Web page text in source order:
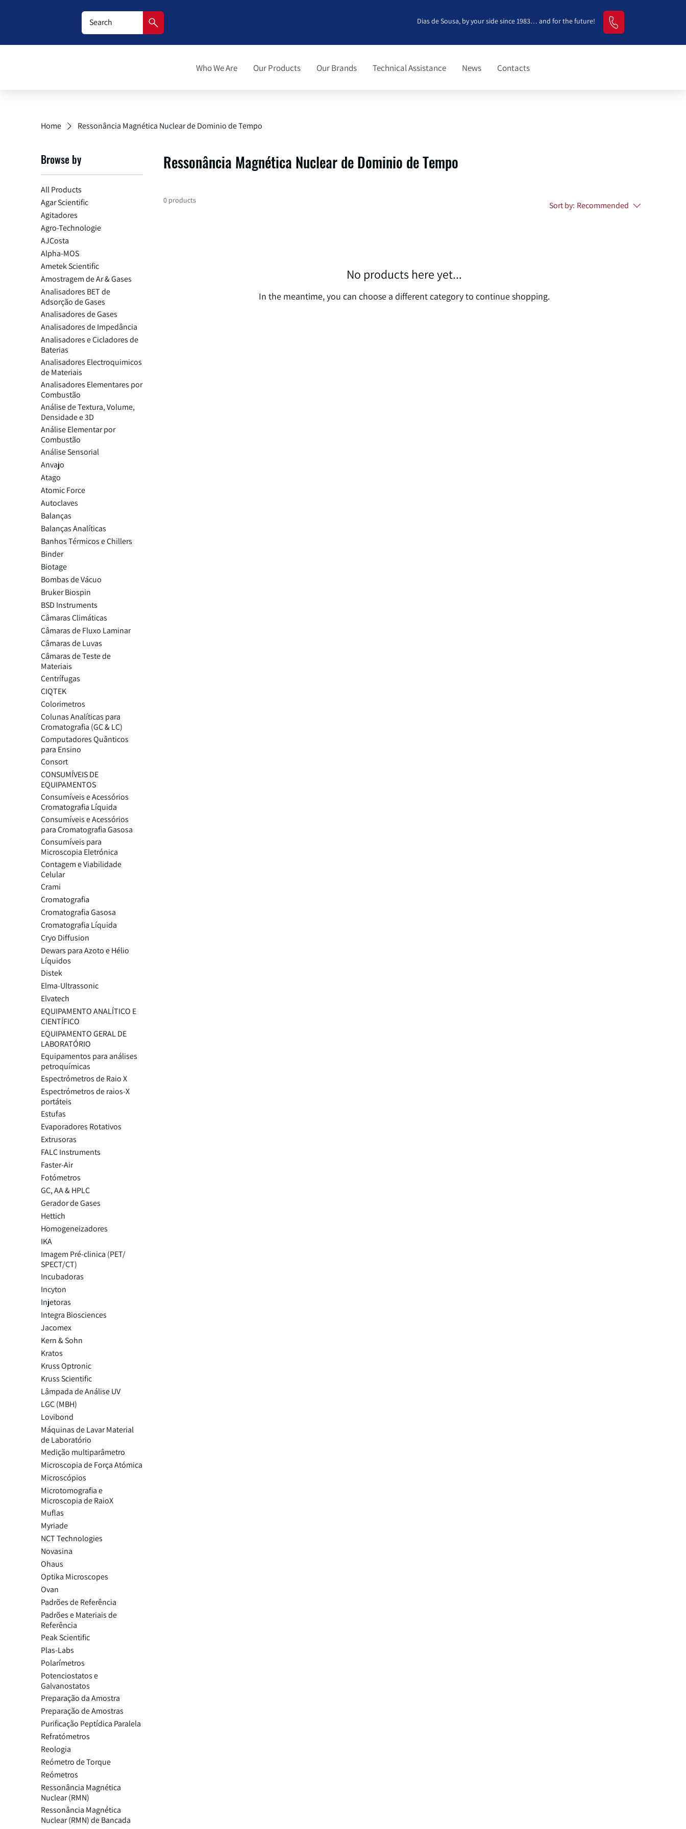
Dias de Sousa, by your side since 1983… and for the future!
Who We Are Our Products Our Brands Technical Assistance News Contacts
Home Ressonância Magnética Nuclear de Dominio de Tempo
Browse by
All Products
Agar Scientific
Agitadores
Agro-Technologie
AJCosta
Alpha-MOS
Ametek Scientific
Amostragem de Ar & Gases
Analisadores BET de
Adsorção de Gases
Analisadores de Gases
Analisadores de Impedância
Analisadores e Cicladores de
Baterias
Analisadores Electroquimicos
de Materiais
Analisadores Elementares por
Combustão
Análise de Textura, Volume,
Densidade e 3D
Análise Elementar por
Combustão
Análise Sensorial
Anvajo
Atago
Atomic Force
Autoclaves
Balanças
Balanças Analíticas
Banhos Térmicos e Chillers
Binder
Biotage
Bombas de Vácuo
Bruker Biospin
BSD Instruments
Câmaras Climáticas
Câmaras de Fluxo Laminar
Câmaras de Luvas
Câmaras de Teste de
Materiais
Centrífugas
CIQTEK
Colorimetros
Colunas Analíticas para
Cromatografia (GC & LC)
Computadores Quânticos
para Ensino
Consort
CONSUMÍVEIS DE
EQUIPAMENTOS
Consumíveis e Acessórios
Cromatografia Líquida
Consumíveis e Acessórios
para Cromatografia Gasosa
Consumíveis para
Microscopia Eletrónica
Contagem e Viabilidade
Celular
Crami
Cromatografia
Cromatografia Gasosa
Cromatografia Líquida
Cryo Diffusion
Dewars para Azoto e Hélio
Líquidos
Distek
Elma-Ultrassonic
Elvatech
EQUIPAMENTO ANALÍTICO E
CIENTÍFICO
EQUIPAMENTO GERAL DE
LABORATÓRIO
Equipamentos para análises
petroquímicas
Espectrómetros de Raio X
Espectrómetros de raios-X
portáteis
Estufas
Evaporadores Rotativos
Extrusoras
FALC Instruments
Faster-Air
Fotómetros
GC, AA & HPLC
Gerador de Gases
Hettich
Homogeneizadores
IKA
Imagem Pré-clinica (PET/
SPECT/CT)
Incubadoras
Incyton
Injetoras
Integra Biosciences
Jacomex
Kern & Sohn
Kratos
Kruss Optronic
Kruss Scientific
Lâmpada de Análise UV
LGC (MBH)
Lovibond
Máquinas de Lavar Material
de Laboratório
Medição multiparâmetro
Microscopia de Força Atómica
Microscópios
Microtomografia e
Microscopia de RaioX
Muflas
Myriade
NCT Technologies
Novasina
Ohaus
Optika Microscopes
Ovan
Padrões de Referência
Padrões e Materiais de
Referência
Peak Scientific
Plas-Labs
Polarímetros
Potenciostatos e
Galvanostatos
Preparação da Amostra
Preparação de Amostras
Purificação Peptídica Paralela
Refratómetros
Reologia
Reómetro de Torque
Reómetros
Ressonância Magnética
Nuclear (RMN)
Ressonância Magnética
Nuclear (RMN) de Bancada
Ressonância Magnética Nuclear de Dominio de Tempo
0 products Sort by: Recommended
No products here yet...
In the meantime, you can choose a different category to continue shopping.